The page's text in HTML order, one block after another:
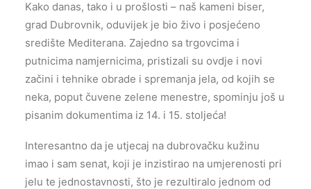
Kako danas, tako i u prošlosti – naš kameni biser,
grad Dubrovnik, oduvijek je bio živo i posjećeno
središte Mediterana. Zajedno sa trgovcima i
putnicima namjernicima, pristizali su ovdje i novi
začini i tehnike obrade i spremanja jela, od kojih se
neka, poput čuvene zelene menestre, spominju još u
pisanim dokumentima iz 14. i 15. stoljeća!
Interesantno da je utjecaj na dubrovačku kužinu
imao i sam senat, koji je inzistirao na umjerenosti pri
jelu te jednostavnosti, što je rezultiralo jednom od